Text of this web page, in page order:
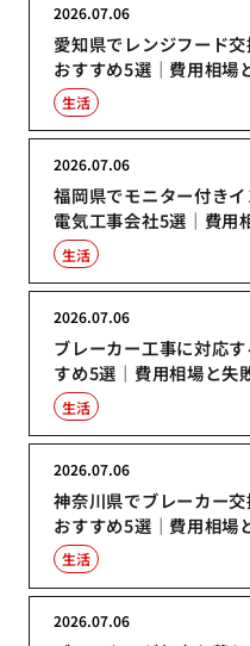
愛知県でレンジフード
おすすめ5選｜費用相場
2026.07.06
生活
福岡県でモニター付き
電気工事会社5選｜費用
2026.07.06
生活
ブレーカー工事に対応
すめ5選｜費用相場と失
2026.07.06
生活
神奈川県でブレーカー
おすすめ5選｜費用相場
2026.07.06
生活
2026.07.06